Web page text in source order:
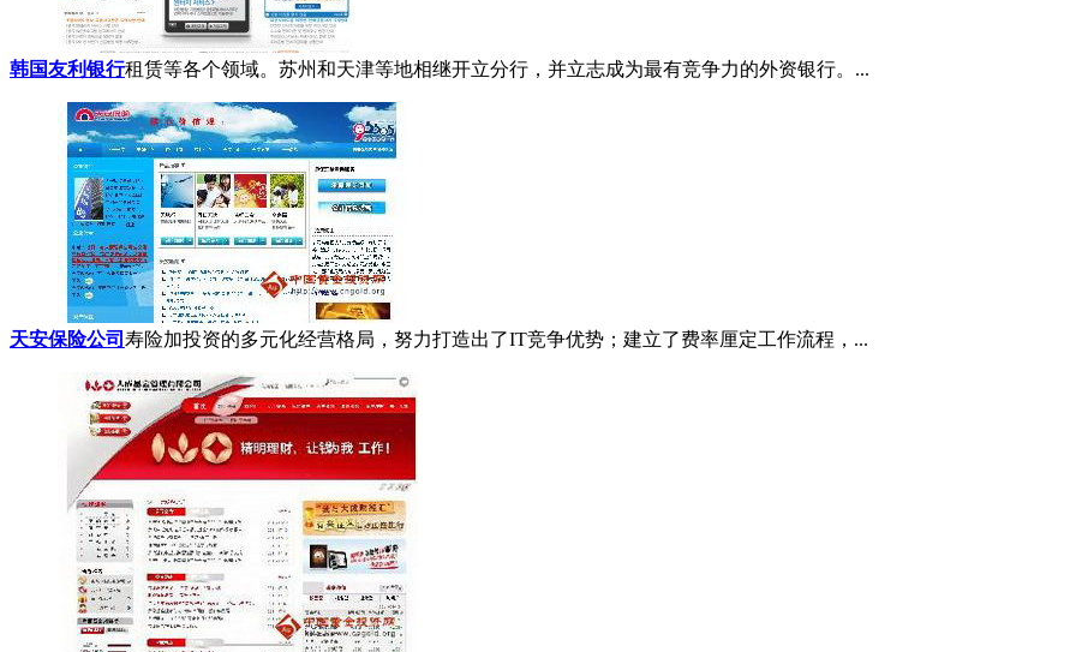
韩国友利银行租赁等各个领域。苏州和天津等地相继开立分行，并立志成为最有竞争力的外资银行。...
天安保险公司 寿险加投资的多元化经营格局，努力打造出了IT竞争优势；建立了费率厘定工作流程，...